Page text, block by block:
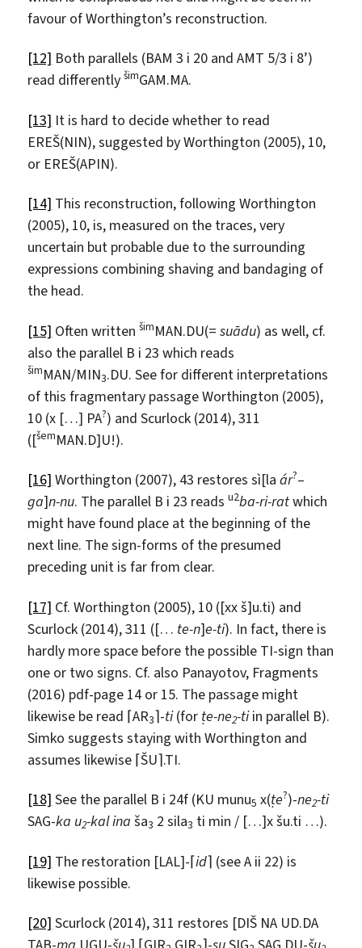
favour of Worthington’s reconstruction.
[12] Both parallels (BAM 3 i 20 and AMT 5/3 i 8’)
read differentlyšimGAM.MA.
[13] It is hard to decide whether to read
EREŠ(NIN), suggested by Worthington (2005), 10,
or EREŠ(APIN).
[14] This reconstruction, following Worthington
(2005), 10, is, measured on the traces, very
uncertain but probable due to the surrounding
expressions combining shaving and bandaging of
the head.
[15] Often writtenšimMAN.DU(=suādu) as well, cf.
also the parallel B i 23 which reads
šimMAN/MIN3.DU. See for different interpretations
of this fragmentary passage Worthington (2005),
10 (x […] PA?) and Scurlock (2014), 311
([šemMAN.D]U!).
[16] Worthington (2007), 43 restores sì[laár?–
ga]n-nu. The parallel B i 23 readsu2ba-ri-ratwhich
might have found place at the beginning of the
next line. The sign-forms of the presumed
preceding unit is far from clear.
[17] Cf. Worthington (2005), 10 ([xx š]u.ti) and
Scurlock (2014), 311 ([… te-n]e-ti). In fact, there is
hardly more space before the possible TI-sign than
one or two signs. Cf. also Panayotov, Fragments
(2016) pdf-page 14 or 15. The passage might
likewise be read ⌈AR3⌉-ti(for ṭe-ne2-tiin parallel B).
Simko suggests staying with Worthington and
assumes likewise ⌈ŠU⌉.TI.
[18] See the parallel B i 24f (KU munu5 x(ṭe?)-ne2-ti
SAG-ka u2-kal ina ša3 2 sila3 ti min / […]x šu.ti …).
[19] The restoration [LAL]-⌈id⌉ (see A ii 22) is
likewise possible.
[20] Scurlock (2014), 311 restores [DIŠ NA UD.DA